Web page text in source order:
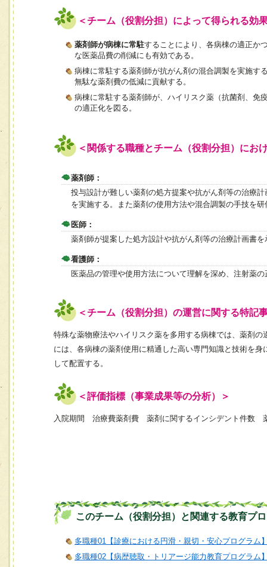
＜チーム（役割分担）によって得られる効
薬剤師が病棟に常駐することにより、各病棟の適正か
な医薬品費の削減にも有効である。
病棟に常駐する薬剤師が抗がん剤の混合調製を実施す
無駄な薬剤費の低減に貢献する。
病棟に常駐する薬剤師が、ハイリスク薬（抗菌剤、免
の適正化を図る。
＜関係する職種とチーム（役割分担）にお
薬剤師：
投与設計が難しい薬剤の処方提案や抗がん剤等の治療
を実施する。また薬剤の使用方法や混合調製の手技を
医師：
薬剤師が提案した処方設計や抗がん剤等の治療計画書
看護師：
医薬品の管理や使用方法について理解を深め、注射薬
＜チーム（役割分担）の運営に関する特記
特殊な薬物療法やハイリスク薬を多用する病棟では、薬剤
には、各病棟の薬剤使用に精通した高い専門知識と技術を
して配置する。
＜評価指標（事業成果等の分析）＞
入院期間 治療費薬剤費 薬剤に関するインシデント件数
このチーム（役割分担）と関連する教育プ
多職種01【診療における円滑・親切・安心プログラム
多職種02【病歴聴取・トリアージ能力教育プログラム